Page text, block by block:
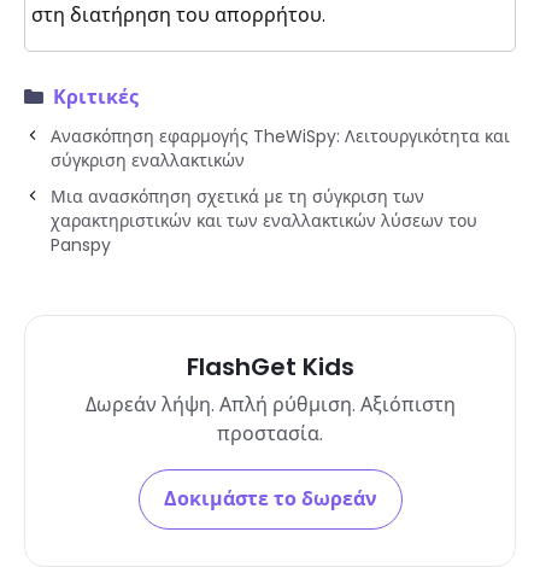
στη διατήρηση του απορρήτου.
Κριτικές
Ανασκόπηση εφαρμογής TheWiSpy: Λειτουργικότητα και
σύγκριση εναλλακτικών
Μια ανασκόπηση σχετικά με τη σύγκριση των
χαρακτηριστικών και των εναλλακτικών λύσεων του
Panspy
FlashGet Kids
Δωρεάν λήψη. Απλή ρύθμιση. Αξιόπιστη
προστασία.
Δοκιμάστε το δωρεάν